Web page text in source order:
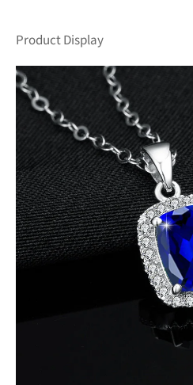
Product Display